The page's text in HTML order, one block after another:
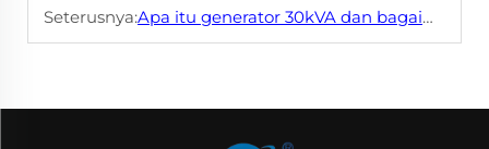
Seterusnya:Apa itu generator 30kVA dan bagaimana ia berfungsi?